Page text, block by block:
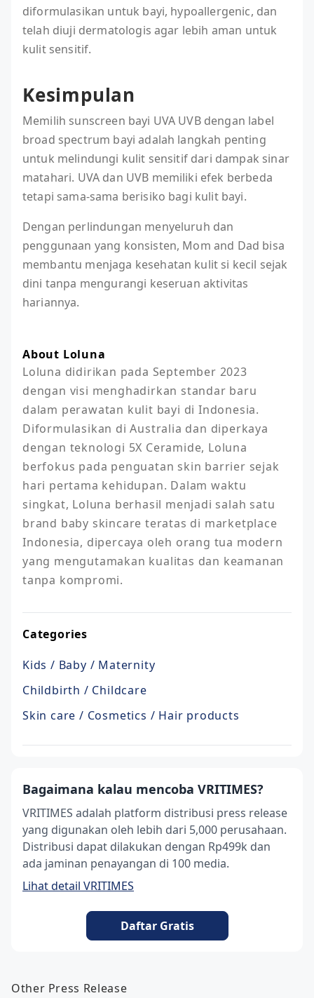
diformulasikan untuk bayi, hypoallergenic, dan
telah diuji dermatologis agar lebih aman untuk
kulit sensitif.
Kesimpulan
Memilih sunscreen bayi UVA UVB dengan label
broad spectrum bayi adalah langkah penting
untuk melindungi kulit sensitif dari dampak sinar
matahari. UVA dan UVB memiliki efek berbeda
tetapi sama-sama berisiko bagi kulit bayi.
Dengan perlindungan menyeluruh dan
penggunaan yang konsisten, Mom and Dad bisa
membantu menjaga kesehatan kulit si kecil sejak
dini tanpa mengurangi keseruan aktivitas
hariannya.
About Loluna
Loluna didirikan pada September 2023
dengan visi menghadirkan standar baru
dalam perawatan kulit bayi di Indonesia.
Diformulasikan di Australia dan diperkaya
dengan teknologi 5X Ceramide, Loluna
berfokus pada penguatan skin barrier sejak
hari pertama kehidupan. Dalam waktu
singkat, Loluna berhasil menjadi salah satu
brand baby skincare teratas di marketplace
Indonesia, dipercaya oleh orang tua modern
yang mengutamakan kualitas dan keamanan
tanpa kompromi.
Categories
Kids / Baby / Maternity
Childbirth / Childcare
Skin care / Cosmetics / Hair products
Bagaimana kalau mencoba VRITIMES?
VRITIMES adalah platform distribusi press release
yang digunakan oleh lebih dari 5,000 perusahaan.
Distribusi dapat dilakukan dengan Rp499k dan
ada jaminan penayangan di 100 media.
Lihat detail VRITIMES
Daftar Gratis
Other Press Release